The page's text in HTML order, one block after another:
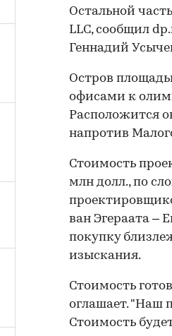
Остальной
LLC, сообщил
Геннадий
Остров
офисами к
Расположится
напротив
Стоимость
млн долл., по
ван Эгераата –
покупку
изыскания.
Стоимость
оглашает. "Наш
Стоимость